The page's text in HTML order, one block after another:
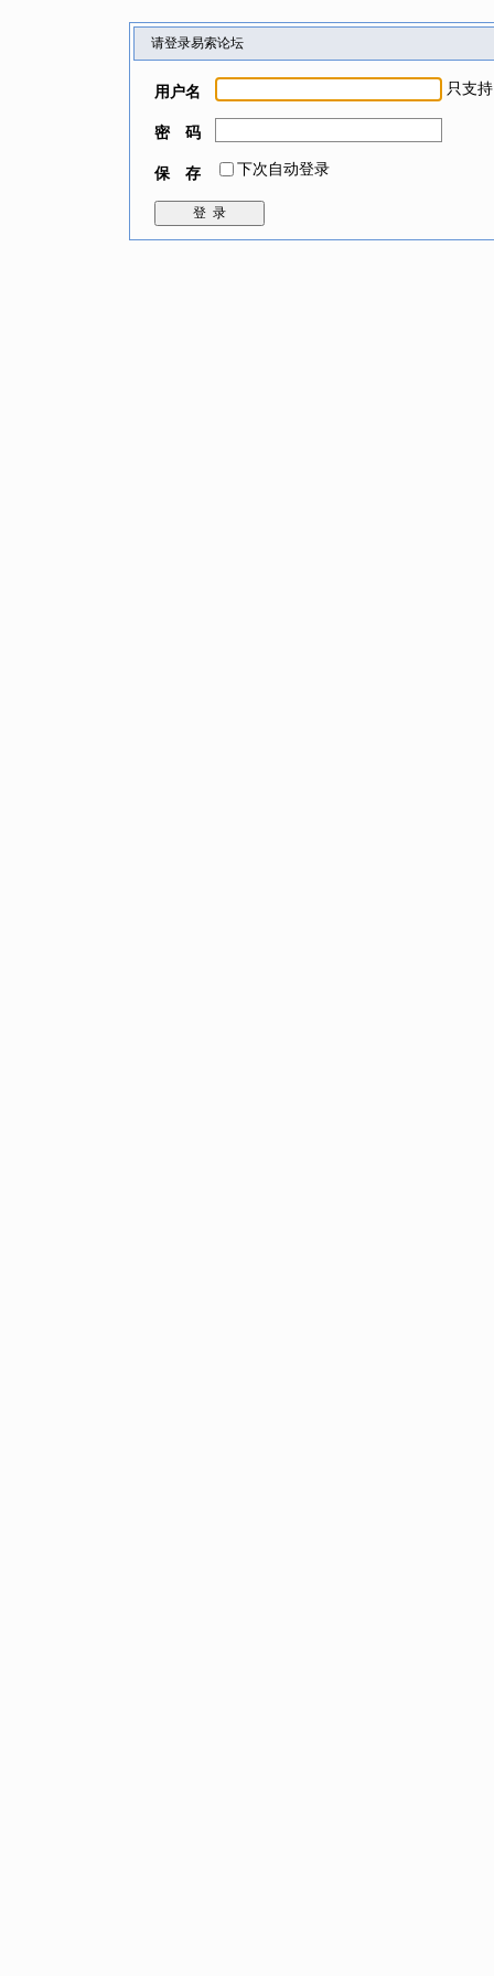
请登录易索论坛
用户名 只支
密 码
保 存 下次自动登录